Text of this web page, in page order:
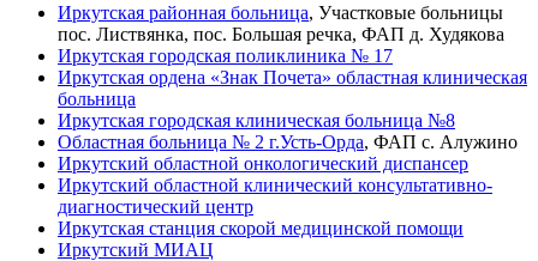
Иркутская районная больница, Участковые больницы
пос. Листвянка, пос. Большая речка, ФАП д. Худякова
Иркутская городская поликлиника № 17
Иркутская ордена «Знак Почета» областная клиническая
больница
Иркутская городская клиническая больница №8
Областная больница № 2 г.Усть-Орда, ФАП с. Алужино
Иркутский областной онкологический диспансер
Иркутский областной клинический консультативно-
диагностический центр
Иркутская станция скорой медицинской помощи
Иркутский МИАЦ